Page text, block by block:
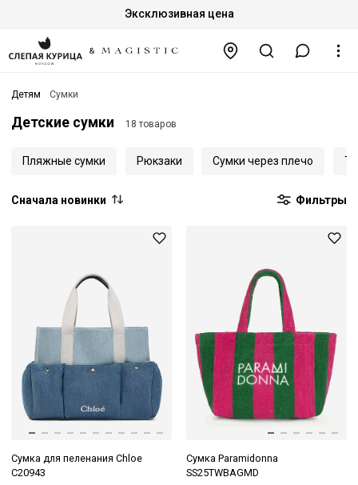
Эксклюзивная цена
Детям Сумки
Детские сумки 18 товаров
Пляжные сумки Рюкзаки Сумки через плечо
Сначала новинки Фильтры
Сумка для пеленания Chloe
C20943
Сумка Paramidonna
SS25TWBAGMD